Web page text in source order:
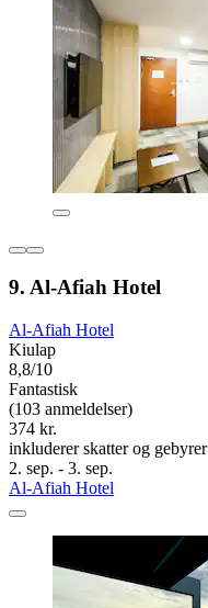
9. Al-Afiah Hotel
Al-Afiah Hotel
Kiulap
8,8/10
Fantastisk
(103 anmeldelser)
374 kr.
inkluderer skatter og gebyrer
2. sep. - 3. sep.
Al-Afiah Hotel